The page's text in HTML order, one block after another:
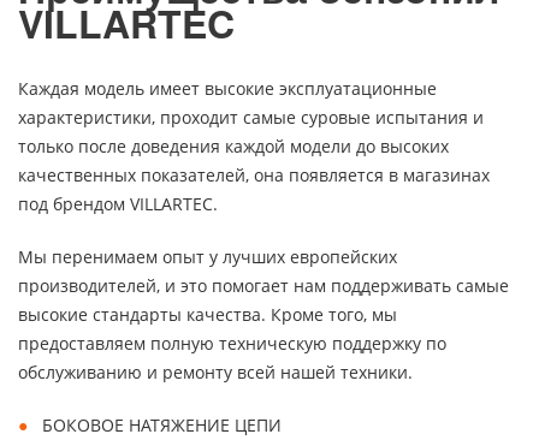
VILLARTEC
Каждая модель имеет высокие эксплуатационные
характеристики, проходит самые суровые испытания и
только после доведения каждой модели до высоких
качественных показателей, она появляется в магазинах
под брендом VILLARTEC.
Мы перенимаем опыт у лучших европейских
производителей, и это помогает нам поддерживать самые
высокие стандарты качества. Кроме того, мы
предоставляем полную техническую поддержку по
обслуживанию и ремонту всей нашей техники.
БОКОВОЕ НАТЯЖЕНИЕ ЦЕПИ